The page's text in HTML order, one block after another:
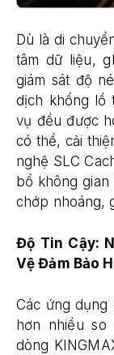
Dù là di
tâm dữ liệu,
giám sát độ
dịch khổng lồ
vụ đều được
có thể, cải
nghệ SLC
bổ không
chớp nhoáng,
Độ Tin Cậy:
Vệ Đảm Bảo
Các ứng dụng
hơn nhiều
dòng